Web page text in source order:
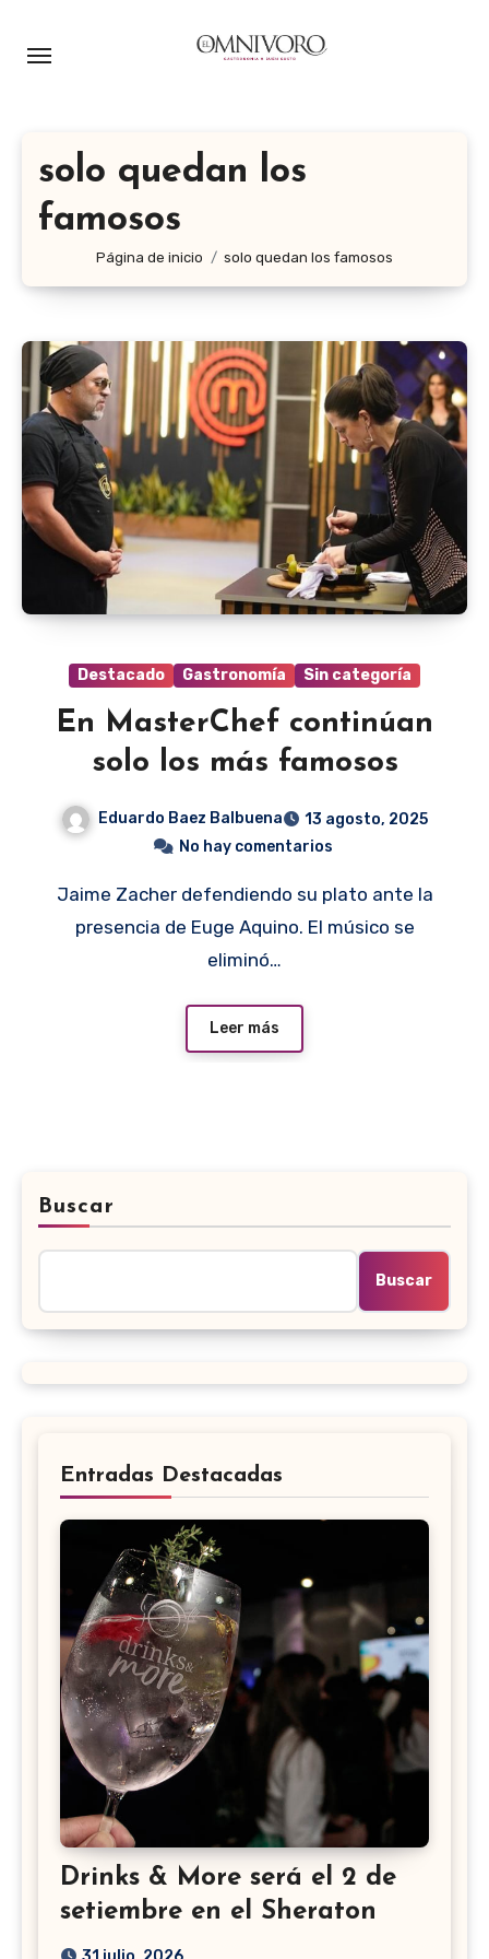
solo quedan los
famosos
Página de inicio solo quedan los famosos
Destacado Gastronomía Sin categoría
En MasterChef continúan
solo los más famosos
Eduardo Baez Balbuena
13 agosto, 2025
No hay comentarios
Jaime Zacher defendiendo su plato ante la
presencia de Euge Aquino. El músico se
eliminó…
Leer más
Buscar
Buscar
Entradas Destacadas
Drinks & More será el 2 de
setiembre en el Sheraton